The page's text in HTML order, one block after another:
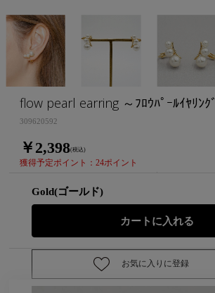
flow pearl earring ～ﾌﾛｳﾊﾟｰﾙｲﾔﾘﾝｸﾞ
309620592
￥2,398(税込)
獲得予定ポイント：24ポイント
Gold(ゴールド)
お気に入りに登録